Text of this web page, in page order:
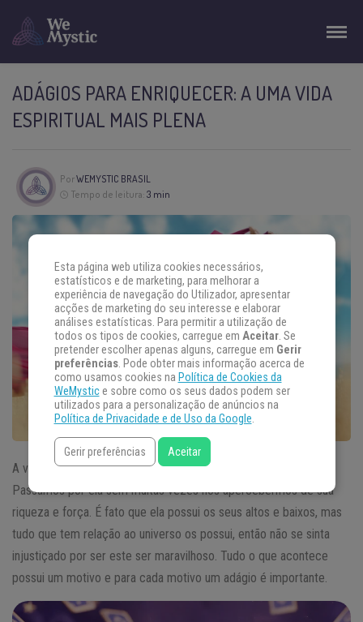
ADÁGIOS PARA ENRIQUECER: A UMA VIDA
ESPIRITUAL MAIS PLENA
PorWEMYSTIC BRASIL
Tempo de leitura: 3 min
A vida é tão longa e misteriosa quanto às origens do
Passamos por ela sem muitas vezes nos apercebermos de sua
riqueza e força. É fato que ela possui os seus altos e baixos, mas
tudo que tem relação ao universo os possui, então não se sinta
injustiçado por ser este ser maravilhoso. Tudo o que acontece
possui um motivo e para cada motivo um adágio é importante.
Esta página web utiliza cookies necessários,
estatísticos e de marketing, para melhorar a
experiência de navegação do Utilizador, apresentar
acções de marketing do seu interesse e elaborar
análises estatísticas. Para permitir a utilização de
todos os tipos de cookies, carregue em Aceitar. Se
pretender escolher apenas alguns, carregue em Gerir
preferências. Pode obter mais informação acerca de
como usamos cookies na Política de Cookies da
WeMystice sobre como os seus dados podem ser
utilizados para a personalização de anúncios na
Política de Privacidade e de Uso da Google.
Gerir preferências Aceitar